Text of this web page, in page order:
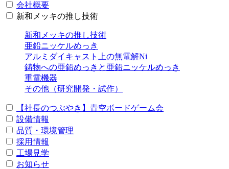
会社概要
新和メッキの推し技術
新和メッキの推し技術
亜鉛ニッケルめっき
アルミダイキャスト上の無電解Ni
鋳物への亜鉛めっきと亜鉛ニッケルめっき
重電機器
その他（研究開発・試作）
【社長のつぶやき】青空ボードゲーム会
設備情報
品質・環境管理
採用情報
工場見学
お知らせ